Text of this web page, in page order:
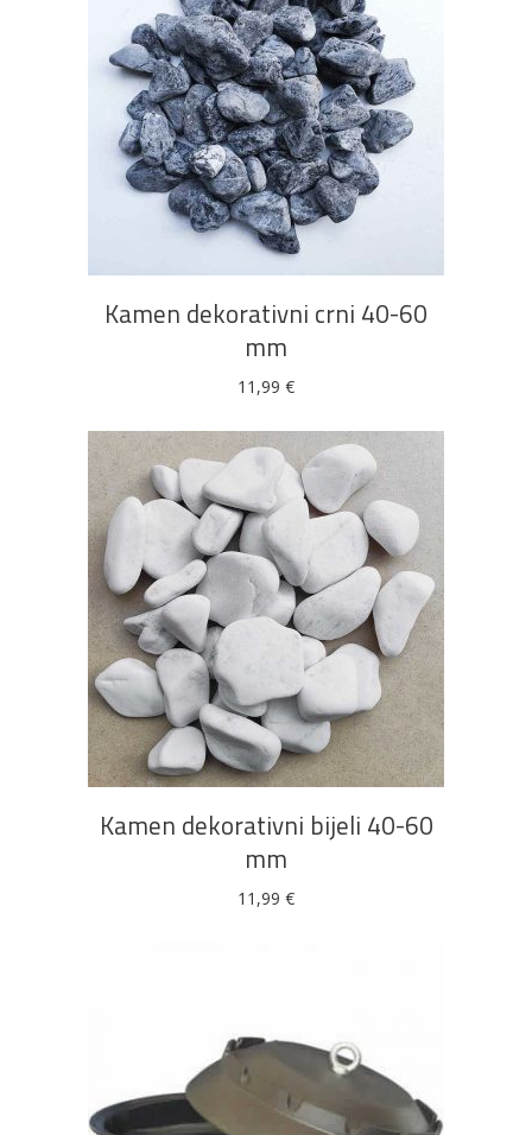
DODAJ U KOŠARICU
Kamen dekorativni crni 40-60
mm
11,99 €
DODAJ U KOŠARICU
Kamen dekorativni bijeli 40-60
mm
11,99 €